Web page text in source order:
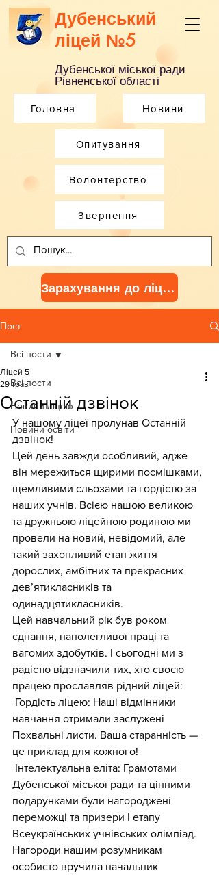
Дубенський
ліцей №5
Дубенської міської ради
Рівненської області
Головна Новини
Опитування
Зарахування до ліцею
Волонтерство
Звернення
Пост
Всі пости
Новини ліцею
Новини освіти
Всі пости
Останній дзвінок
Ліцей 5
29 трав.
У нашому ліцеї пролунав Останній
дзвінок!
Цей день завжди особливий, адже
він мережиться щирими посмішками,
щемливими сльозами та гордістю за
наших учнів. Всією нашою великою
та дружньою ліцейною родиною ми
провели на новий, невідомий, але
такий захопливий етап життя
дорослих, амбітних та прекрасних
девʼятикласників та
одинадцятикласників.
Цей навчальний рік був роком
єднання, наполегливої праці та
вагомих здобутків. І сьогодні ми з
радістю відзначили тих, хто своєю
працею прославляв рідний ліцей:
Гордість ліцею: Наші відмінники
навчання отримали заслужені
Похвальні листи. Ваша старанність —
це приклад для кожного!
Інтелектуальна еліта: Грамотами
Дубенської міської ради та цінними
подарунками були нагороджені
переможці та призери І етапу
Всеукраїнських учнівських олімпіад.
Нагороди нашим розумникам
особисто вручила начальник